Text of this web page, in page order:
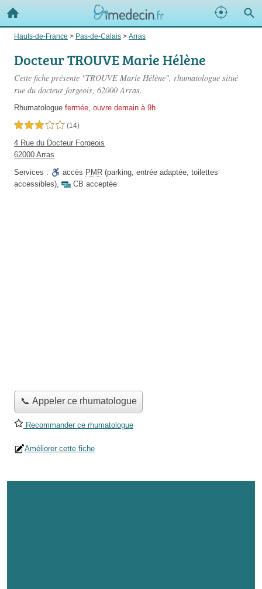
Hauts-de-France > Pas-de-Calais > Arras
Docteur TROUVE Marie Hélène
Cette fiche présente "TROUVE Marie Hélène", rhumatologue situé
rue du docteur forgeois, 62000 Arras.
Rhumatologue fermée, ouvre demain à 9h
3,0 étoiles sur 5 (14)
4 Rue du Docteur Forgeois
62000 Arras
Services :
accès PMR (parking, entrée adaptée, toilettes
accessibles), CB acceptée
📞 Appeler ce rhumatologue
Recommander ce rhumatologue
Améliorer cette fiche